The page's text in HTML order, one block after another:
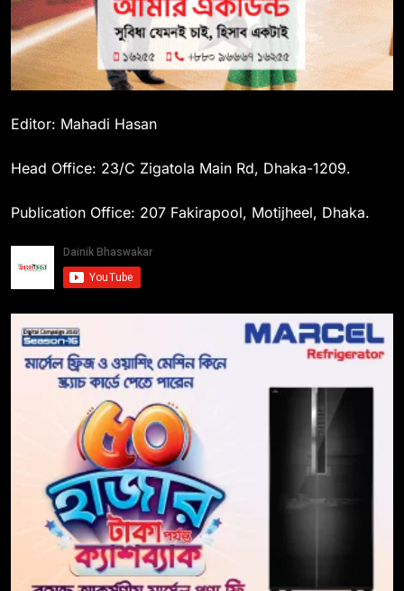
Editor: Mahadi Hasan
Head Office: 23/C Zigatola Main Rd, Dhaka-1209.
Publication Office: 207 Fakirapool, Motijheel, Dhaka.